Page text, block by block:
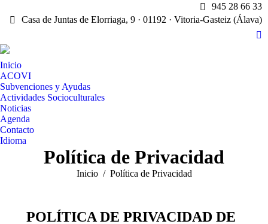
945 28 66 33
Casa de Juntas de Elorriaga, 9 · 01192 · Vitoria-Gasteiz (Álava)
X
Inicio
ACOVI
Subvenciones y Ayudas
Actividades Socioculturales
Noticias
Agenda
Contacto
Idioma
Política de Privacidad
Estás aquí:
Inicio Política de Privacidad
POLÍTICA DE PRIVACIDAD DE